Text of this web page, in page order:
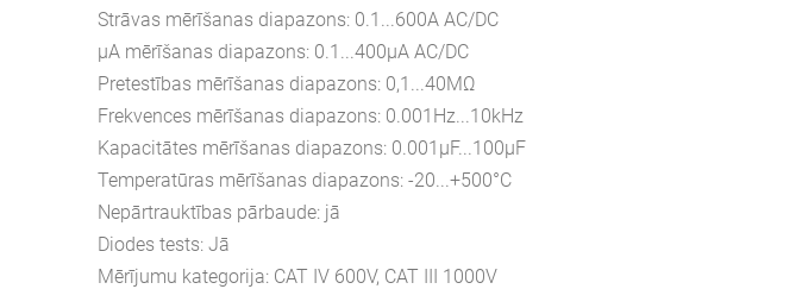
Strāvas mērīšanas diapazons: 0.1...600A AC/DC
μA mērīšanas diapazons: 0.1...400μA AC/DC
Pretestības mērīšanas diapazons: 0,1...40MΩ
Frekvences mērīšanas diapazons: 0.001Hz...10kHz
Kapacitātes mērīšanas diapazons: 0.001μF...100μF
Temperatūras mērīšanas diapazons: -20...+500°C
Nepārtrauktības pārbaude: jā
Diodes tests: Jā
Mērījumu kategorija: CAT IV 600V, CAT III 1000V